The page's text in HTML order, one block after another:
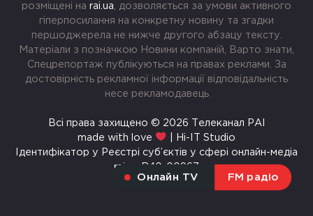
Онлайн TV FM радіо
розміщені на rai.ua , дозволяється за умови активного
гіперпосилання на конкретну новину та згадки
першоджерела не нижче другого абзацу тексту.
Матеріали з позначкою Новини компаній, Варто знати,
Спецрепортаж публікуються на правах реклами. За
достовірність рекламної інформації відповідальність
несе рекламодавець
Всі права захищено © 2026 Телеканал РАІ
made with love
| Hi-IT Studio
Ідентифікатор у Реєстрі суб’єктів у сфері онлайн-медіа
rai.ua R40-00967